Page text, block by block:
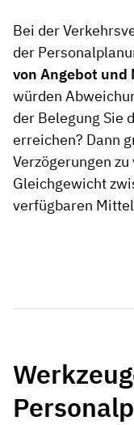
Bei der
der
von Angebot und
würden
der Belegung Sie
erreichen? Dann
Verzögerungen
Gleichgewicht
verfügbaren